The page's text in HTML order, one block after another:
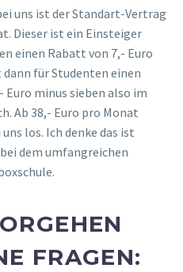
uns ist der Standart-Vertrag
Dieser ist ein Einsteiger
einen Rabatt von 7,- Euro
für Studenten einen
minus sieben also im
Ab 38,- Euro pro Monat
los. Ich denke das ist
dem umfangreichen
FRAGEN: